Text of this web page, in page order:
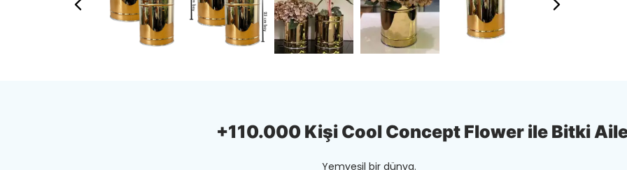
+110.000 Kişi Cool Concept Flower ile Bitki
Yemyeşil bir dünya.